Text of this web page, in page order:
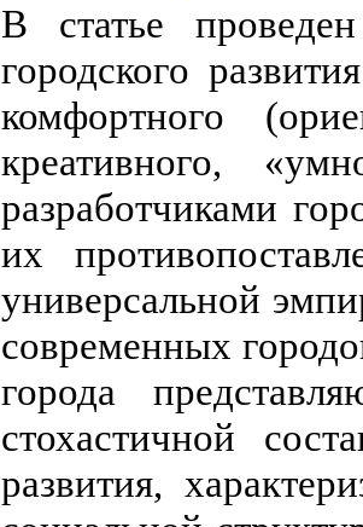
В статье
городского
комфортного
креативного,
разработчиками
их
универсальной
современных
города
стохастичной
развития,